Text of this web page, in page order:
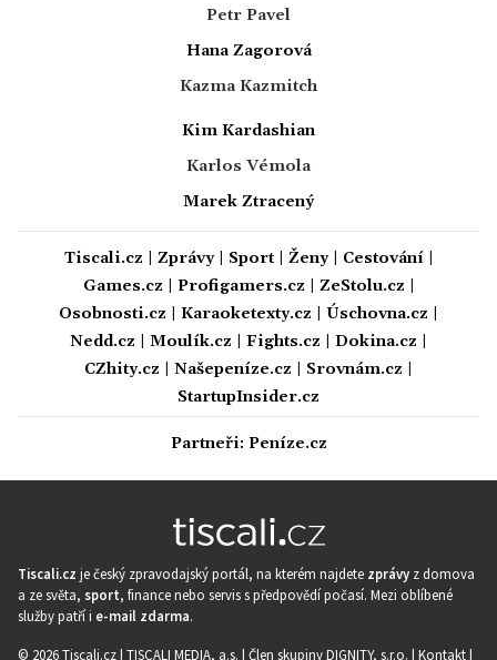
Petr Pavel
Hana Zagorová
Kazma Kazmitch
Kim Kardashian
Karlos Vémola
Marek Ztracený
Tiscali.cz Zprávy| Sport| Ženy| Cestování|
Games.cz
Profigamers.cz ZeStolu.cz
Osobnosti.cz
Karaoketexty.cz Úschovna.cz
Nedd.cz
Moulík.cz Fights.cz Dokina.cz
CZhity.cz
Našepeníze.cz Srovnám.cz
StartupInsider.cz
Partneři: Peníze.cz
Tiscali.cz je český zpravodajský portál, na kterém najdete zprávy z domova
a ze světa, sport, finance nebo servis s předpovědí počasí. Mezi oblíbené
služby patří i e-mail zdarma.
© 2026 Tiscali.cz | TISCALI MEDIA, a.s. | Člen skupiny DIGNITY, s.r.o. | Kontakt|